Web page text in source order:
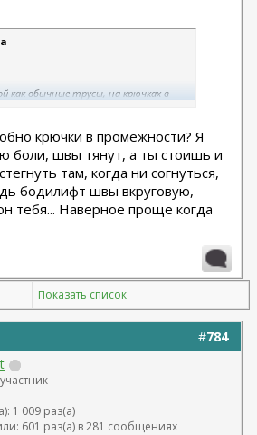
как обычные трусы, на крючках в
крючки в промежности? Я
боли, швы тянут, а ты стоишь и
там, когда ни согнуться,
бодилифт швы вкруговую,
тебя... Наверное проще когда
Показать список
#784
1 009 раз(а)
601 раз(а) в 281 сообщениях